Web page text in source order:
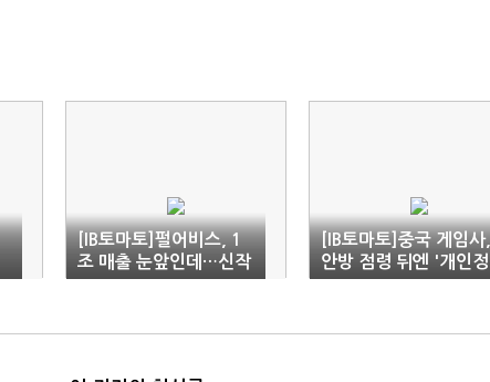
[IB토마토]펄어비스, 1
조 매출 눈앞인데…신작
공백이 변수
[IB토마토]중국 게임사,
안방 점령 뒤엔 '개인정
보 블랙홀'